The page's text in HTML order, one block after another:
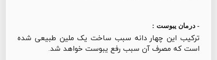
- درمان یبوست :
ترکیب این چهار دانه سبب ساخت یک ملین طبیعی شده
است که مصرف آن سبب رفع يبوست خواهد شد.